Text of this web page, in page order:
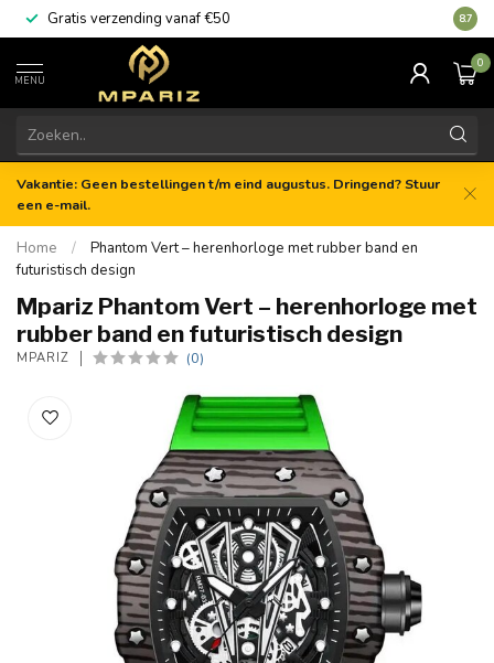
Gratis verzending vanaf €50 8.7
MENU
0
Vakantie: Geen bestellingen t/m eind augustus. Dringend? Stuur
een e-mail.
Home /
Phantom Vert – herenhorloge met rubber band en
futuristisch design
Mpariz Phantom Vert – herenhorloge met
rubber band en futuristisch design
MPARIZ (0)